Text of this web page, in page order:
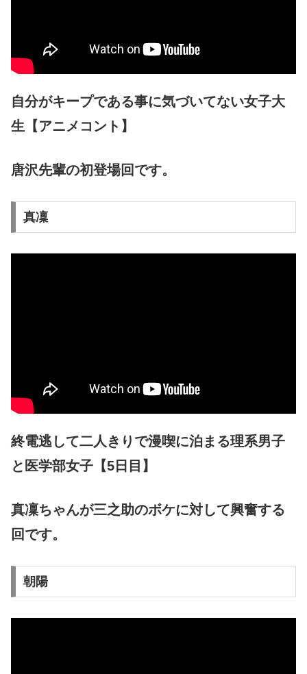
自分がキープである事に気づいてない女子大
生【アニメコント】
唐沢先輩の初登場回です。
真凜
終電逃して二人きりで漫喫に泊まる理系男子
と医学部女子【5日目】
真凜ちゃんが三之助のボケに対して興奮する
回です。
朝陽